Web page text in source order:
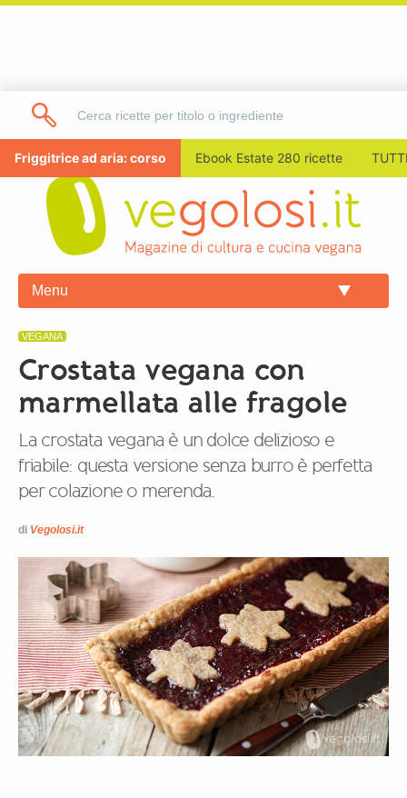
Friggitrice ad aria: corso Ebook Estate 280 ricette
Menu
VEGANA
Crostata vegana con
marmellata alle fragole
La crostata vegana è un dolce delizioso e
friabile: questa versione senza burro è perfetta
per colazione o merenda.
di Vegolosi.it